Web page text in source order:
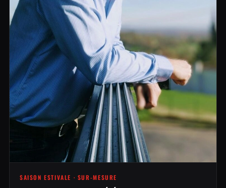
SAISON ESTIVALE · SUR-MESURE